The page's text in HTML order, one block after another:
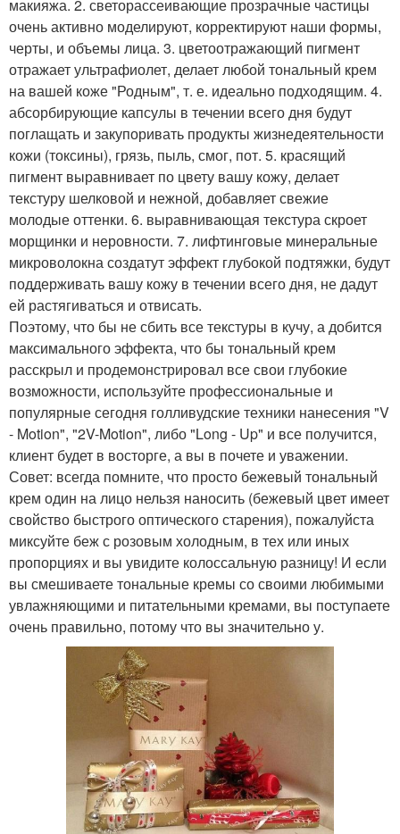
макияжа. 2. светорассеивающие прозрачные частицы
очень активно моделируют, корректируют наши формы,
черты, и объемы лица. 3. цветоотражающий пигмент
отражает ультрафиолет, делает любой тональный крем
на вашей коже "Родным", т. е. идеально подходящим. 4.
абсорбирующие капсулы в течении всего дня будут
поглащать и закупоривать продукты жизнедеятельности
кожи (токсины), грязь, пыль, смог, пот. 5. красящий
пигмент выравнивает по цвету вашу кожу, делает
текстуру шелковой и нежной, добавляет свежие
молодые оттенки. 6. выравнивающая текстура скроет
морщинки и неровности. 7. лифтинговые минеральные
микроволокна создатут эффект глубокой подтяжки, будут
поддерживать вашу кожу в течении всего дня, не дадут
ей растягиваться и отвисать.
Поэтому, что бы не сбить все текстуры в кучу, а добится
максимального эффекта, что бы тональный крем
расскрыл и продемонстрировал все свои глубокие
возможности, используйте профессиональные и
популярные сегодня голливудские техники нанесения "V
- Motion", "2V-Motion", либо "Long - Up" и все получится,
клиент будет в восторге, а вы в почете и уважении.
Совет: всегда помните, что просто бежевый тональный
крем один на лицо нельзя наносить (бежевый цвет имеет
свойство быстрого оптического старения), пожалуйста
миксуйте беж с розовым холодным, в тех или иных
пропорциях и вы увидите колоссальную разницу! И если
вы смешиваете тональные кремы со своими любимыми
увлажняющими и питательными кремами, вы поступаете
очень правильно, потому что вы значительно у.